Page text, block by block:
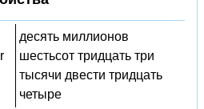
десять миллионов
шестьсот тридцать три
тысячи двести тридцать
четыре